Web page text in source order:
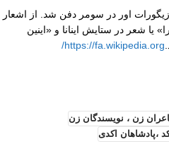
اور در سومر دفن شد. از اشعار
شعر در ستایش اینانا و «اینین
https://fa.wikipedia.org/
،پادشاهان اکدی